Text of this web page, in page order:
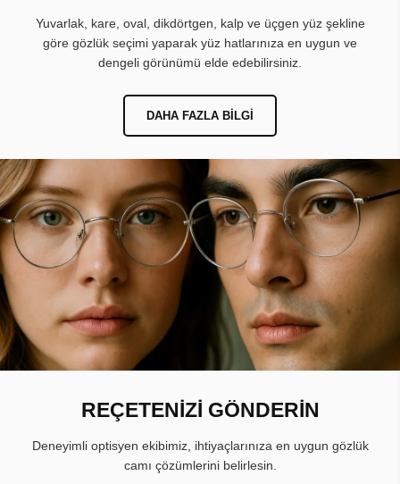
Yuvarlak, kare, oval, dikdörtgen, kalp ve üçgen yüz şekline
göre gözlük seçimi yaparak yüz hatlarınıza en uygun ve
dengeli görünümü elde edebilirsiniz.
DAHA FAZLA BILGI
REÇETENİZİ GÖNDERİN
Deneyimli optisyen ekibimiz, ihtiyaçlarınıza en uygun gözlük
camı çözümlerini belirlesin.